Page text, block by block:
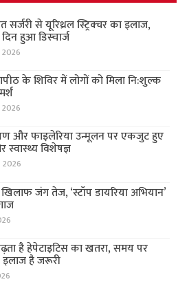
से यूरिथ्रल स्ट्रिक्चर का इलाज,
हुआ डिस्चार्ज
के शिविर में लोगों को मिला नि:शुल्क
और फाइलेरिया उन्मूलन पर एकजुट हुए
विशेषज्ञ
जंग तेज, ‘स्टॉप डायरिया अभियान’
है हेपेटाइटिस का खतरा, समय पर
है जरूरी